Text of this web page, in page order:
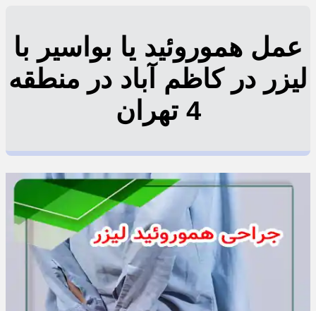
عمل هموروئید یا بواسیر با
لیزر در کاظم آباد در منطقه
4 تهران